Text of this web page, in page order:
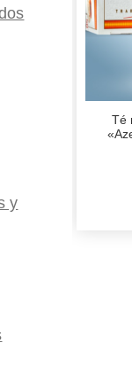
Té
y